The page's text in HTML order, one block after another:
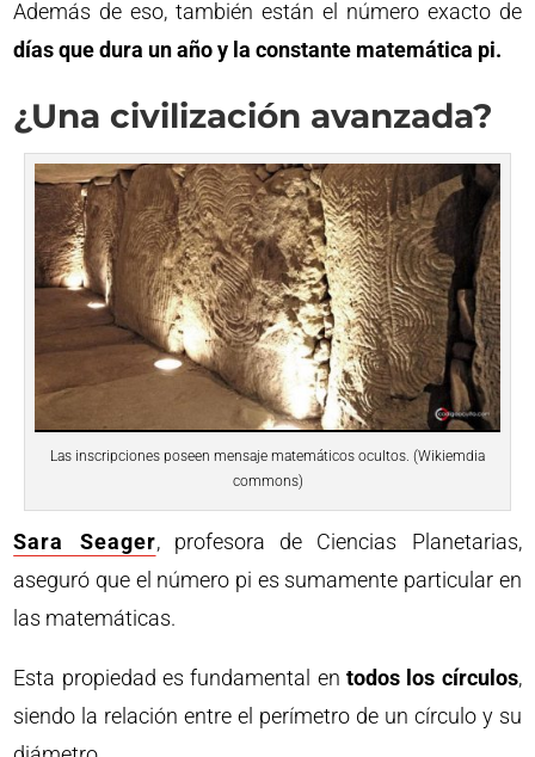
Además de eso, también están el número exacto de
días que dura un año y la constante matemática pi.
¿Una civilización avanzada?
Las inscripciones poseen mensaje matemáticos ocultos. (Wikiemdia
commons)
Sara Seager, profesora de Ciencias Planetarias,
aseguró que el número pi es sumamente particular en
las matemáticas.
Esta propiedad es fundamental entodos los círculos,
siendo la relación entre el perímetro de un círculo y su